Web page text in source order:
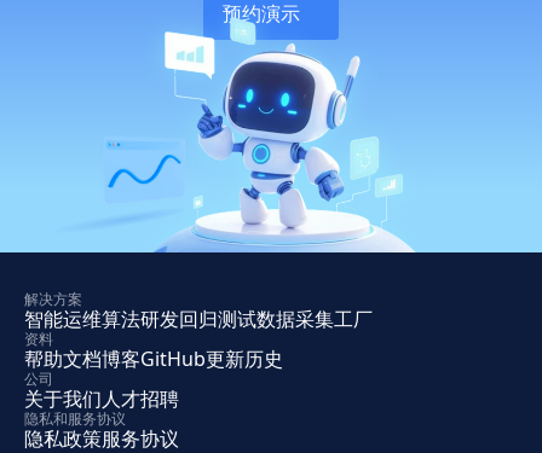
预约演示
解决方案
智能运维算法研发回归测试数据采集工厂
资料
帮助文档博客GitHub更新历史
公司
关于我们人才招聘
隐私和服务协议
隐私政策服务协议